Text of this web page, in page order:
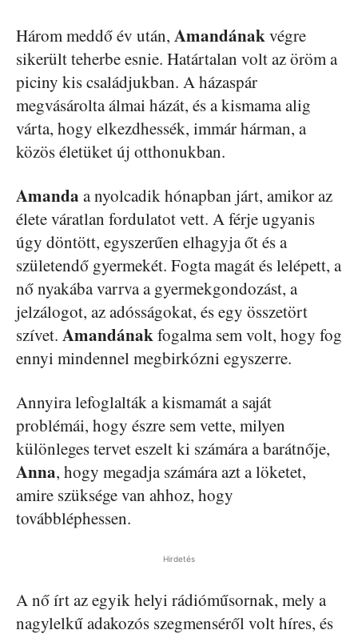
Három meddő év után, Amandánakvégre
sikerült teherbe esnie. Határtalan volt az öröm a
piciny kis családjukban. A házaspár
megvásárolta álmai házát, és a kismama alig
várta, hogy elkezdhessék, immár hárman, a
közös életüket új otthonukban.
Amanda a nyolcadik hónapban járt, amikor az
élete váratlan fordulatot vett. A férje ugyanis
úgy döntött, egyszerűen elhagyja őt és a
születendő gyermekét. Fogta magát és lelépett, a
nő nyakába varrva a gyermekgondozást, a
jelzálogot, az adósságokat, és egy összetört
szívet. Amandánakfogalma sem volt, hogy fog
ennyi mindennel megbirkózni egyszerre.
Annyira lefoglalták a kismamát a saját
problémái, hogy észre sem vette, milyen
különleges tervet eszelt ki számára a barátnője,
Anna, hogy megadja számára azt a löketet,
amire szüksége van ahhoz, hogy
továbbléphessen.
Hirdetés
A nő írt az egyik helyi rádióműsornak, mely a
nagylelkű adakozós szegmenséről volt híres, és